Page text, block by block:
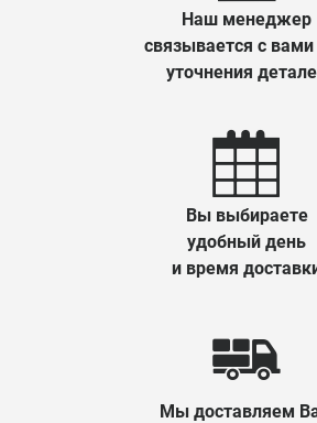
Наш менеджер
связывается с
уточнения
Вы выбираете
удобный день
и время
Мы доставляем